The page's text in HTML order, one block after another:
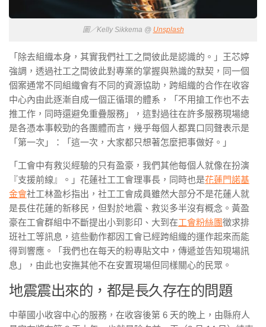
圖／Kelly Sikkema @ Unsplash
「除去組織本身，其實我們社工之間彼此是認識的。」王芯婷
強調，透過社工之間彼此對專業的掌握與熟識的默契，同一個
個案通常不同組織會有不同的資源協助，跨組織的合作在收容
中心內由此逐漸自成一個正循環的體系，
「不用搶工作也不去
推工作，同時還避免重疊服務」
，這對過往在許多服務現場總
是各憑本事較勁的各團體而言，幾乎每個人都異口同聲表示是
「第一次」：
「這一次，大家都只想著怎麼把事做好。」
「工會中有救災經驗的只有盈豪，我們其他每個人就像在扮演
『支援前線』。」花蓮社工工會理事長，同時也是花蓮門諾基
金會社工林盈杉指出，社工工會成員雖然大部分不是花蓮人就
是長住花蓮的新移民，但對於地震、救災多半沒有概念。黃盈
豪在工會群組中不斷提出小到影印、大到在工會粉絲團徵求排
班社工等訊息，這些動作都因工會已經跨組織的運作起來而能
得到響應。「我們也在每天的粉專貼文中，傳遞並告知現場訊
息」，由此也安撫其他不在安置現場但同樣關心的民眾。
地震震出來的，都是長久存在的問題
中華國小收容中心的服務，在收容後第 6 天的晚上，由縣府人